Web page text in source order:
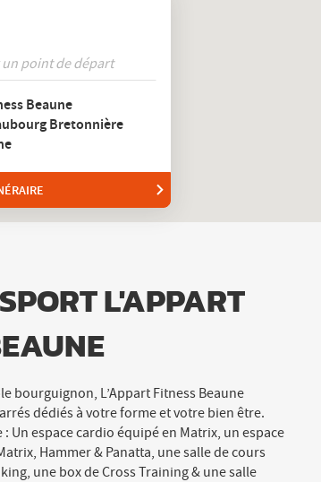
Beaune
Bretonnière
JUSQU'AU
L'APPART
bourguignon, L’Appart Fitness Beaune
dédiés à votre forme et votre bien être.
Un espace cardio équipé en Matrix, un espace
Hammer & Panatta, une salle de cours
une box de Cross Training & une salle